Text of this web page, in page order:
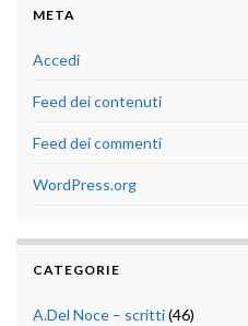
META
Accedi
Feed dei contenuti
Feed dei commenti
WordPress.org
CATEGORIE
A.Del Noce – scritti(46)